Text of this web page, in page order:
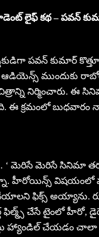
లైఫ్ కథ – పవన్
పవన్ కుమార్
ముందుకు
నిర్మించారు. ఈ
ఈ క్రమంలో
‘ మెరిసే మెరిసే సినిమా
హీరోయిన్స్ విషయంలో
ఫిక్స్ అయ్యాను.
చేసే టైంలో హీరో,
హ్యాండిల్ చేయడం చాలా